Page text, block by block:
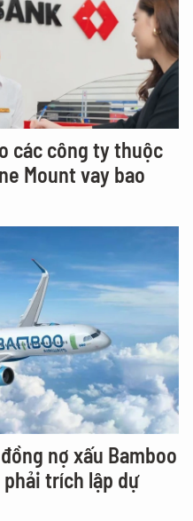
các công ty thuộc
Mount vay bao
nợ xấu Bamboo
phải trích lập dự